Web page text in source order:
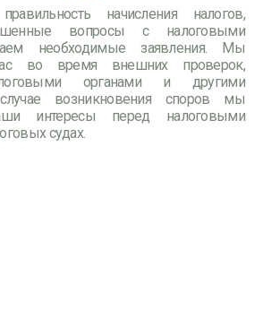
начисления налогов,
вопросы с налоговыми
необходимые заявления. Мы
во время внешних проверок,
органами и другими
возникновения споров мы
интересы перед налоговыми
судах.